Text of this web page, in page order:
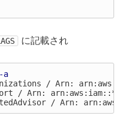
に記載され
-a
/ Arn:
/ Arn: arn:aws:iam::
/ Arn: